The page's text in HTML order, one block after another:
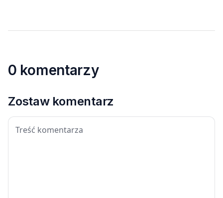
0 komentarzy
Zostaw komentarz